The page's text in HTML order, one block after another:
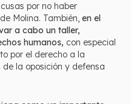
por no haber
Molina. También, en el
a cabo un taller,
humanos, con especial
por el derecho a la
la oposición y defensa